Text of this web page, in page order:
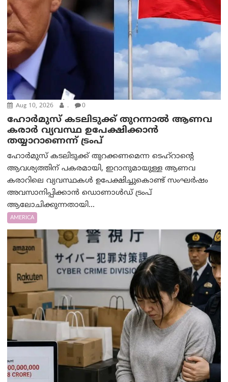
Aug 10, 2026 . 0
ഹോർമുസ് കടലിടുക്ക് തുറന്നാൽ ആണവ
കരാർ വ്യവസ്ഥ ഉപേക്ഷിക്കാൻ
തയ്യാറാണെന്ന് ട്രം‌പ്
ഹോർമുസ് കടലിടുക്ക് തുറക്കണമെന്ന ടെഹ്‌റാന്റെ
ആവശ്യത്തിന് പകരമായി, ഇറാനുമായുള്ള ആണവ
കരാറിലെ വ്യവസ്ഥകൾ ഉപേക്ഷിച്ചുകൊണ്ട് സംഘർഷം
അവസാനിപ്പിക്കാൻ ഡൊണാൾഡ് ട്രംപ്
ആലോചിക്കുന്നതായി...
AMERICA